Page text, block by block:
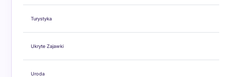
Turystyka
Ukryte Zajawki
Uroda